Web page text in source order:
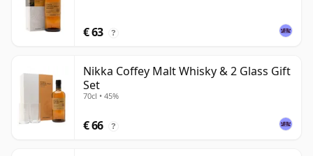
€ 63 ?
Nikka Coffey Malt Whisky & 2 Glass Gift
Set
70cl • 45%
€ 66 ?